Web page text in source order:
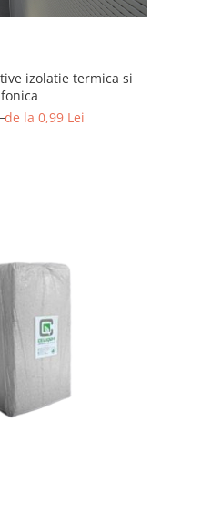
izolatie termica si
fonica
de la 0,99 Lei